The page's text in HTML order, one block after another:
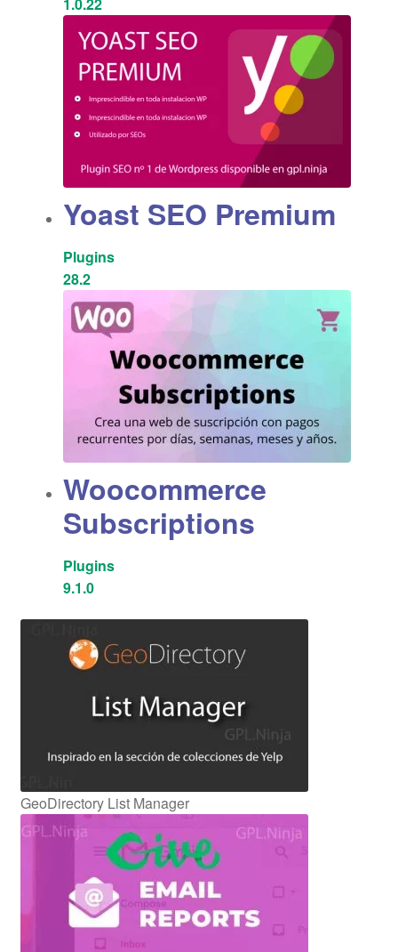
Yoast SEO Premium
Plugins
28.2
Woocommerce
Subscriptions
Plugins
9.1.0
GeoDirectory List Manager